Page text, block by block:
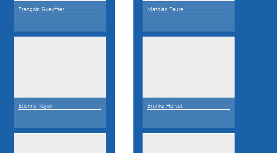
François Gueyffier
Etienne Rajon
Mathias Faure
Branka Horvat